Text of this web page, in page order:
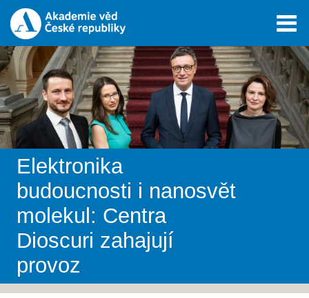
Elektronika
budoucnosti i nanosvět
molekul: Centra
Dioscuri zahajují
provoz